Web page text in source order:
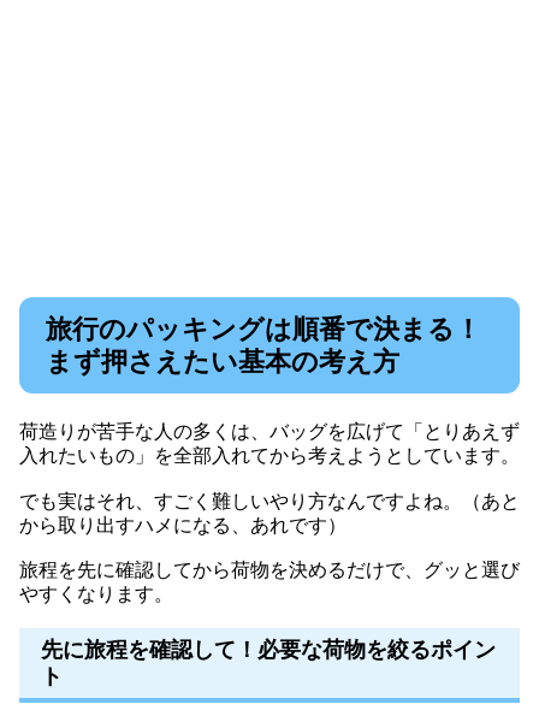
旅行のパッキングは順番で決まる！
まず押さえたい基本の考え方
荷造りが苦手な人の多くは、バッグを広げて「とりあえず
入れたいもの」を全部入れてから考えようとしています。
でも実はそれ、すごく難しいやり方なんですよね。（あと
から取り出すハメになる、あれです）
旅程を先に確認してから荷物を決めるだけで、グッと選び
やすくなります。
先に旅程を確認して！必要な荷物を絞るポイン
ト